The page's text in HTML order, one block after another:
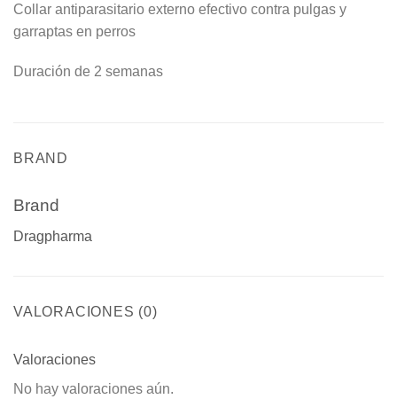
Collar antiparasitario externo efectivo contra pulgas y
garraptas en perros
Duración de 2 semanas
BRAND
Brand
Dragpharma
VALORACIONES (0)
Valoraciones
No hay valoraciones aún.